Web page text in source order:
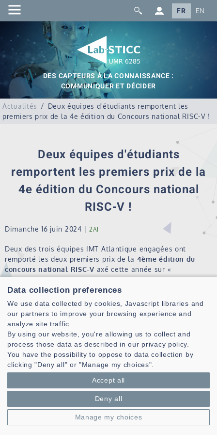
FR EN
DES CAPTEURS À LA CONNAISSANCE :
COMMUNIQUER ET DÉCIDER
Actualités
Deux équipes d'étudiants remportent les
premiers prix de la 4e édition du Concours national RISC-V !
Deux équipes d'étudiants
remportent les premiers prix de la
4e édition du Concours national
RISC-V !
Dimanche 16 juin 2024 | 2AI
Deux des trois équipes IMT Atlantique engagées ont
remporté les deux premiers prix de la 4ème édition du
concours national RISC-V axé cette année sur «
l'accélération des applications d'IA sur un processeur
RISC-V ».
Ce concours prestigieux, organisé par Thales, le GDR SOC²
et le CNFM, a réuni 13 équipes issues des plus grandes
universités et écoles d'ingénieurs françaises (dont l'ENSTA
Paris, l'Université de Rennes-Inria, Polytech Montpellier,
l'INSA Toulouse, l'ISAE-SUPAERO, Sorbonne Université-
Polytech Sorbonne, l'Université de Lorraine, l'ENSEIRB-
MATMECA, l'Université de Lyon 1, Télécom Physique
Les lauréats : des étudiants passionnés
Data collection preferences
We use data collected by cookies, Javascript libraries and
our partners to improve your browsing experience and
analyze site traffic.
By using our website, you're allowing us to collect and
process those data as described in our privacy policy.
You have the possibility to oppose to data collection by
clicking "Deny all" or "Manage my choices".
Accept all
Deny all
Manage my choices